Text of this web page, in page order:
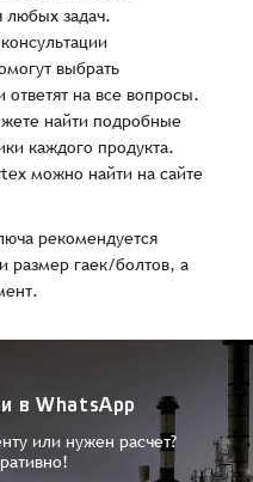
любых задач.
выбрать
на все вопросы.
найти подробные
каждого продукта.
можно найти на сайте
рекомендуется
размер гаек/болтов, а
в WhatsApp
или нужен расчет?